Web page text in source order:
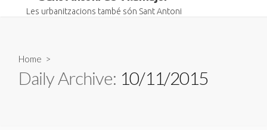
Les urbanitzacions també són Sant Antoni
Home >
Daily Archive: 10/11/2015